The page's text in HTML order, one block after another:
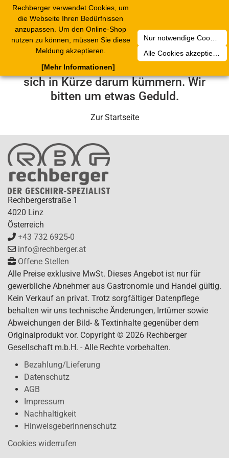
Rechberger verwendet Cookies, um
die Webseite Ihren Bedürfnissen
anzupassen. Um den Online-Shop
nutzen zu können, müssen Sie diese
Meldung akzeptieren.
Nur notwendige Cookies akzeptieren
Alle Cookies akzeptieren
[Mehr Informationen]
Leider ist ein technischer Fehler
aufgetreten. Unser Service-Team wird
sich in Kürze darum kümmern. Wir
bitten um etwas Geduld.
Zur Startseite
Rechbergerstraße 1
4020 Linz
Österreich
+43 732 6925-0
info@rechberger.at
Offene Stellen
Alle Preise exklusive MwSt. Dieses Angebot ist nur für
gewerbliche Abnehmer aus Gastronomie und Handel gültig.
Kein Verkauf an privat. Trotz sorgfältiger Datenpflege
behalten wir uns technische Änderungen, Irrtümer sowie
Abweichungen der Bild- & Textinhalte gegenüber dem
Originalprodukt vor. Copyright © 2026 Rechberger
Gesellschaft m.b.H. - Alle Rechte vorbehalten.
Bezahlung/Lieferung
Datenschutz
AGB
Impressum
Nachhaltigkeit
HinweisgeberInnenschutz
Cookies widerrufen